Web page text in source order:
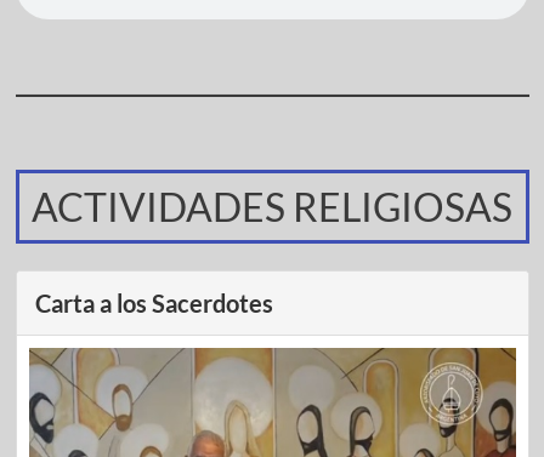
ACTIVIDADES RELIGIOSAS
Carta a los Sacerdotes